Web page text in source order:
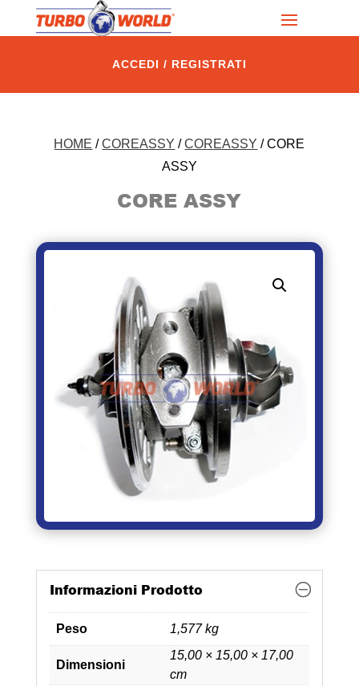
ACCEDI / REGISTRATI
HOME /COREASSY /COREASSY / CORE
ASSY
CORE ASSY
Informazioni Prodotto
Peso 1,577 kg
Dimensioni
15,00 × 15,00 × 17,00
cm